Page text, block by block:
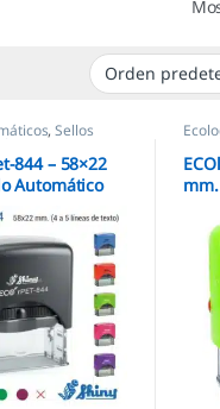
,Sellos
844 – 58×22
Automático
mm.